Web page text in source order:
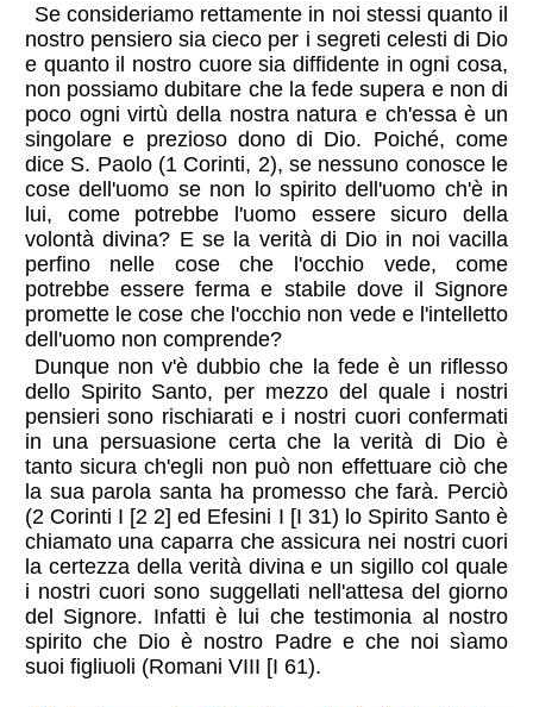
Se consideriamo rettamente in noi stessi quanto il
nostro pensiero sia cieco per i segreti celesti di Dio
e quanto il nostro cuore sia diffidente in ogni cosa,
non possiamo dubitare che la fede supera e non di
poco ogni virtù della nostra natura e ch'essa è un
singolare e prezioso dono di Dio. Poiché, come
dice S. Paolo (1 Corinti, 2), se nessuno conosce le
cose dell'uomo se non lo spirito dell'uomo ch'è in
lui, come potrebbe l'uomo essere sicuro della
volontà divina? E se la verità di Dio in noi vacilla
perfino nelle cose che l'occhio vede, come
potrebbe essere ferma e stabile dove il Signore
promette le cose che l'occhio non vede e l'intelletto
dell'uomo non comprende?
Dunque non v'è dubbio che la fede è un riflesso
dello Spirito Santo, per mezzo del quale i nostri
pensieri sono rischiarati e i nostri cuori confermati
in una persuasione certa che la verità di Dio è
tanto sicura ch'egli non può non effettuare ciò che
la sua parola santa ha promesso che farà. Perciò
(2 Corinti I [2 2] ed Efesini I [I 31) lo Spirito Santo è
chiamato una caparra che assicura nei nostri cuori
la certezza della verità divina e un sigillo col quale
i nostri cuori sono suggellati nell'attesa del giorno
del Signore. Infatti è lui che testimonia al nostro
spirito che Dio è nostro Padre e che noi sìamo
suoi figliuoli (Romani VIII [I 61).